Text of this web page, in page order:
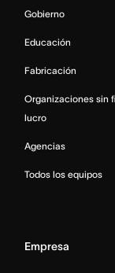
Gobierno
Educación
Fabricación
Organizaciones sin
lucro
Agencias
Todos los equipos
Empresa